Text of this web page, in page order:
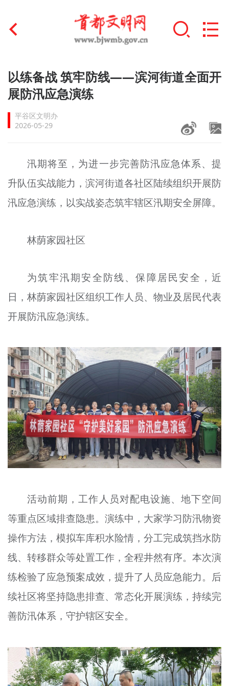
首页
文明创建
文明实践
未成年人思想道德建设
榜样人物
+
文明评论
宣传思想文化人才
专题
以练备战 筑牢防线——滨河街道全面开
展防汛应急演练
平谷区文明办
2026-05-29
汛期将至，为进一步完善防汛应急体系、提
升队伍实战能力，滨河街道各社区陆续组织开展防
汛应急演练，以实战姿态筑牢辖区汛期安全屏障。
林荫家园社区
为筑牢汛期安全防线、保障居民安全，近
日，林荫家园社区组织工作人员、物业及居民代表
开展防汛应急演练。
活动前期，工作人员对配电设施、地下空间
等重点区域排查隐患。演练中，大家学习防汛物资
操作方法，模拟车库积水险情，分工完成筑挡水防
线、转移群众等处置工作，全程井然有序。本次演
练检验了应急预案成效，提升了人员应急能力。后
续社区将坚持隐患排查、常态化开展演练，持续完
善防汛体系，守护辖区安全。